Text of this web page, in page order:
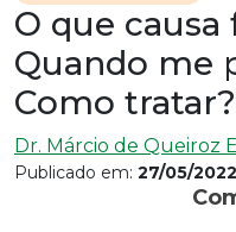
O que
Quando me
Como tratar?
Dr. Márcio de Queiroz
Publicado em: 27/05/2022